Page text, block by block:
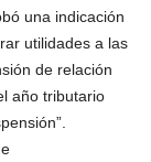
una indicación
utilidades a las
de relación
año tributario